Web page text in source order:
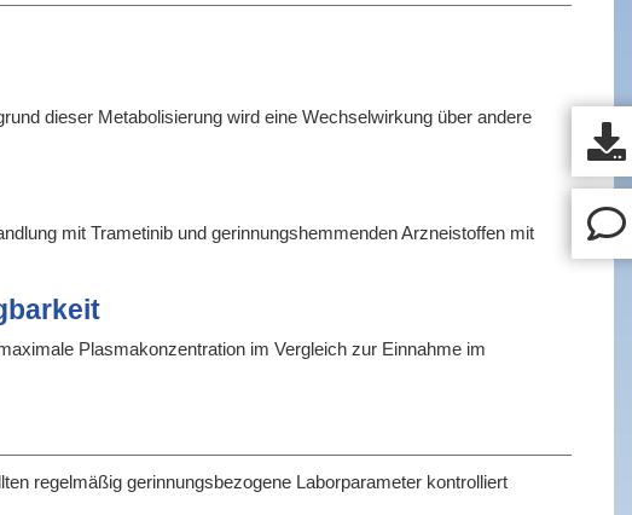
dieser Metabolisierung wird eine Wechselwirkung über andere
mit Trametinib und gerinnungshemmenden Arzneistoffen mit
Plasmakonzentration im Vergleich zur Einnahme im
regelmäßig gerinnungsbezogene Laborparameter kontrolliert